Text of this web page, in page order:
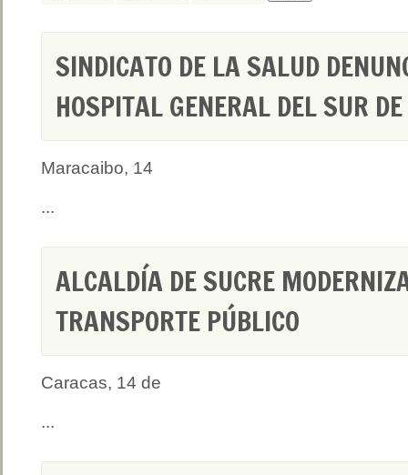
SINDICATO DE LA SALUD
HOSPITAL GENERAL DEL SUR
Maracaibo, 14
...
ALCALDÍA DE SUCRE
TRANSPORTE PÚBLICO
Caracas, 14 de
...